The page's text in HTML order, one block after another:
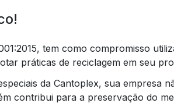
tem como compromisso
práticas de reciclagem em seu
da Cantoplex, sua empresa
contribui para a preservação do